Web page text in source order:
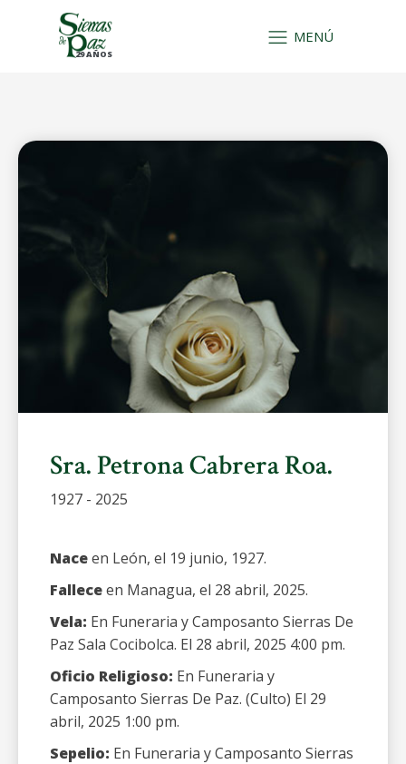
29 AÑOS
MENÚ
Sra. Petrona Cabrera Roa.
1927 - 2025
Naceen León, el 19 junio, 1927.
Falleceen Managua, el 28 abril, 2025.
Vela: En Funeraria y Camposanto Sierras De
Paz Sala Cocibolca. El 28 abril, 2025 4:00 pm.
Oficio Religioso: En Funeraria y
Camposanto Sierras De Paz. (Culto) El 29
abril, 2025 1:00 pm.
Sepelio: En Funeraria y Camposanto Sierras